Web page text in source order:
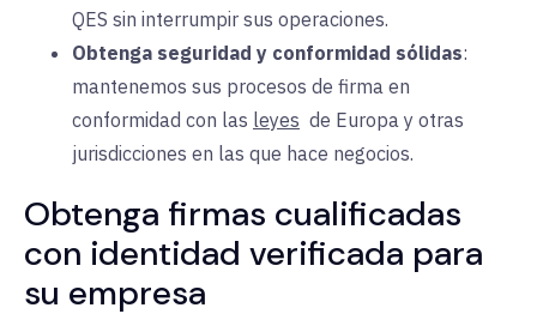
QES sin interrumpir sus operaciones.
Obtenga seguridad y conformidad sólidas:
mantenemos sus procesos de firma en
conformidad con las leyes de Europa y otras
jurisdicciones en las que hace negocios.
Obtenga firmas cualificadas
con identidad verificada para
su empresa